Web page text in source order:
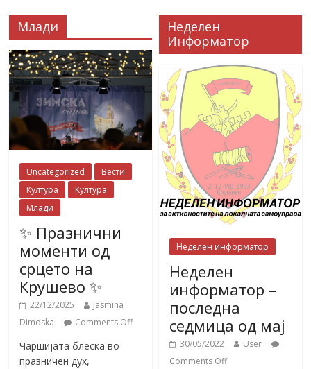
Млади
Uncategorized
Вести
Култура
Култура
Млади
✨ Празнични
моменти од
срцето на
Крушево ✨
22/12/2025
Jasmina
Dimoska
Comments Off
Чаршијата блеска во
празничен дух,
Неделен
Информатор
Неделен информатор
Неделен
информатор –
последна
седмица од мај
30/05/2022
User
Comments Off